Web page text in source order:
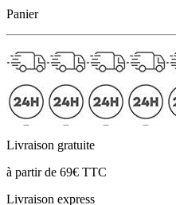
Panier
Livraison gratuite
à partir de 69€ TTC
Livraison express